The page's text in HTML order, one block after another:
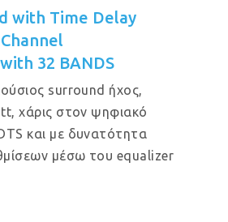
with Time Delay
32 BANDS
surround ήχος,
χάρις στον ψηφιακό
και με δυνατότητα
μέσω του equalizer